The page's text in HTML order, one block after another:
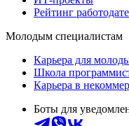
Рейтинг
Молодым специалистам
Карьера для
Школа
Карьера в
Боты для